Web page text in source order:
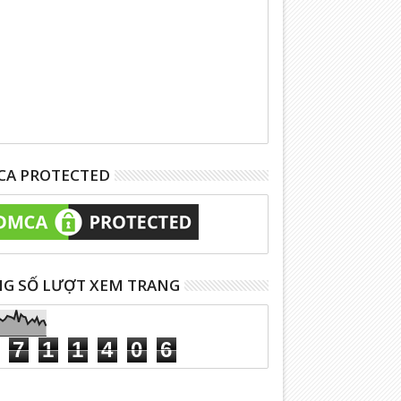
PROTECTED
SỐ LƯỢT XEM TRANG
7 1 1 4 0 6